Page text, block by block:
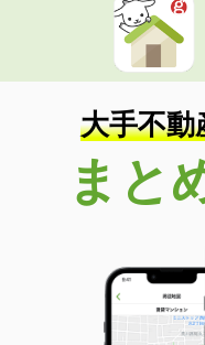
大手不動
まと